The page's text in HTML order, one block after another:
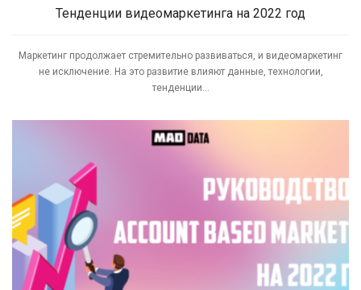
Тенденции видеомаркетинга на 2022 год
Маркетинг продолжает стремительно развиваться, и видеомаркетинг
не исключение. На это развитие влияют данные, технологии,
тенденции...